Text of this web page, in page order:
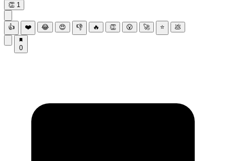
👏 1
👍 ❤️ 😂 😍 👎 🔥 👏 😮 🚀 ⭐ 💩
0